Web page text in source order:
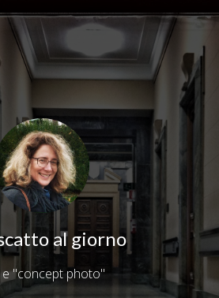
al giorno
e "concept photo"